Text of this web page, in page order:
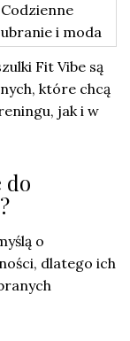
Codzienne
ubranie i moda
Fit Vibe są
które chcą
jak i w
do
o
dlatego ich